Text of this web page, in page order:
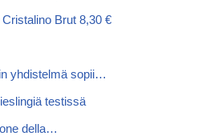
Brut 8,30 €
yhdistelmä sopii…
testissä
della…